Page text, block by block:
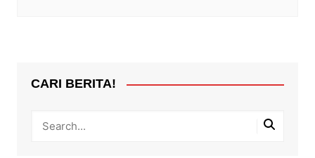
CARI BERITA!